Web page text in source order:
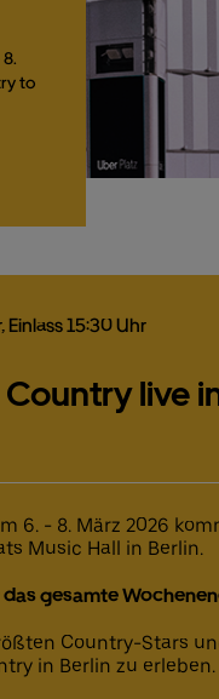
to
, Einlass 15:30 Uhr
live
6. - 8. März 2026
Music Hall in Berlin.
gesamte
Country-Stars
in Berlin zu erleben.